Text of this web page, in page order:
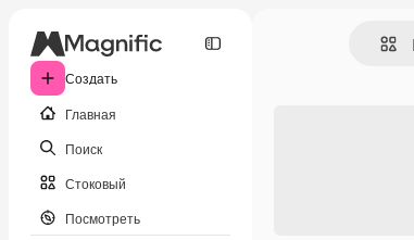
Создать
Главная
Поиск
Стоковый
Посмотреть